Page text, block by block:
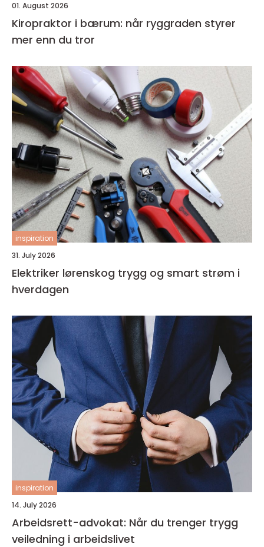
01. August 2026
Kiropraktor i bærum: når ryggraden styrer
mer enn du tror
inspiration
31. July 2026
Elektriker lørenskog trygg og smart strøm i
hverdagen
inspiration
14. July 2026
Arbeidsrett-advokat: Når du trenger trygg
veiledning i arbeidslivet